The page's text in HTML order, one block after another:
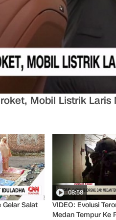
Mobil Listrik
Salat
08:58
VIDEO: Evolusi
Medan Tempur Ke